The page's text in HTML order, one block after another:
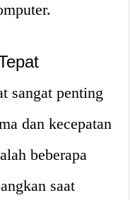
sangat penting
dan kecepatan
beberapa
saat